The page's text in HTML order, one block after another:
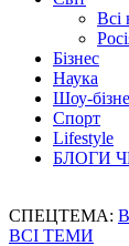
Всі
Бізнес
Наука
Шоу-
Спорт
Lifestyle
БЛОГИ
СПЕЦТЕМА:
ВСІ ТЕМИ